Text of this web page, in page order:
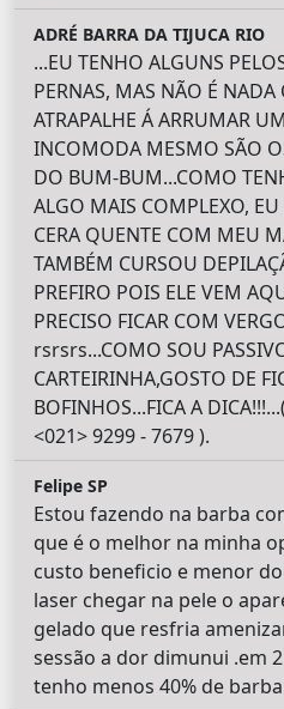
ADRÉ BARRA DA TIJUCA RIO
...EU TENHO ALGUNS
PERNAS, MAS NÃO É
ATRAPALHE Á ARRUMAR
INCOMODA MESMO SÃO
DO BUM-BUM...COMO
ALGO MAIS COMPLEXO,
CERA QUENTE COM MEU
TAMBÉM CURSOU
PREFIRO POIS ELE VEM
PRECISO FICAR COM
rsrsrs...COMO SOU
CARTEIRINHA,GOSTO DE
BOFINHOS...FICA A
<021> 9299 - 7679 ).
Felipe SP
Estou fazendo na barba
que é o melhor na minha
custo beneficio e menor
laser chegar na pele o
gelado que resfria
sessão a dor dimunui .em
tenho menos 40% de